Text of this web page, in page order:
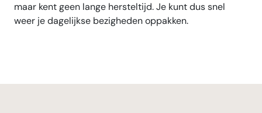
maar kent geen lange hersteltijd. Je kunt dus snel
weer je dagelijkse bezigheden oppakken.